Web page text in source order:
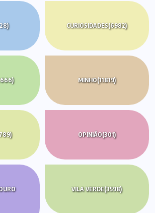
CURIOSIDADES(6982)
MINHO(11819)
OPINIÃO(301)
VILA VERDE(3598)